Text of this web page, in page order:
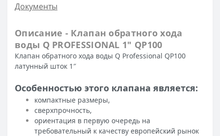
Документы
Описание - Клапан обратного хода
воды Q PROFESSIONAL 1″ QP100
Клапан обратного хода воды Q Professional QP100
латунный шток 1″
Особенностью этого клапана является:
компактные размеры,
сверхпрочность,
ориентация в первую очередь на
требовательный к качеству европейский рынок